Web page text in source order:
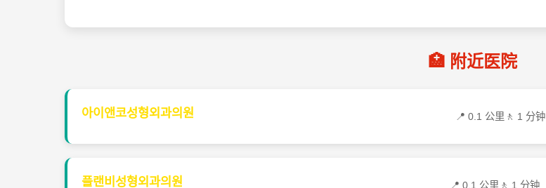
🏥 附近医院
아이앤코성형외과의원 📍 0.1 公里 🚶 1 分钟
플랜비성형외과의원 📍 0.1 公里 🚶 1 分钟